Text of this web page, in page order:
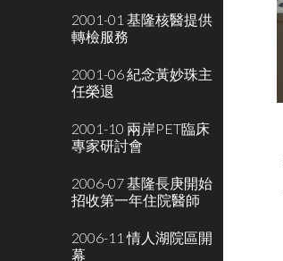
2001-01 基隆核醫提供
轉檢服務
2001-06 紀念黃妙珠主
任榮退
2001-10 兩岸PET臨床
專家研討會
2006-07 基隆長庚開始
招收第一年住院醫師
2006-11 情人湖院區開
幕